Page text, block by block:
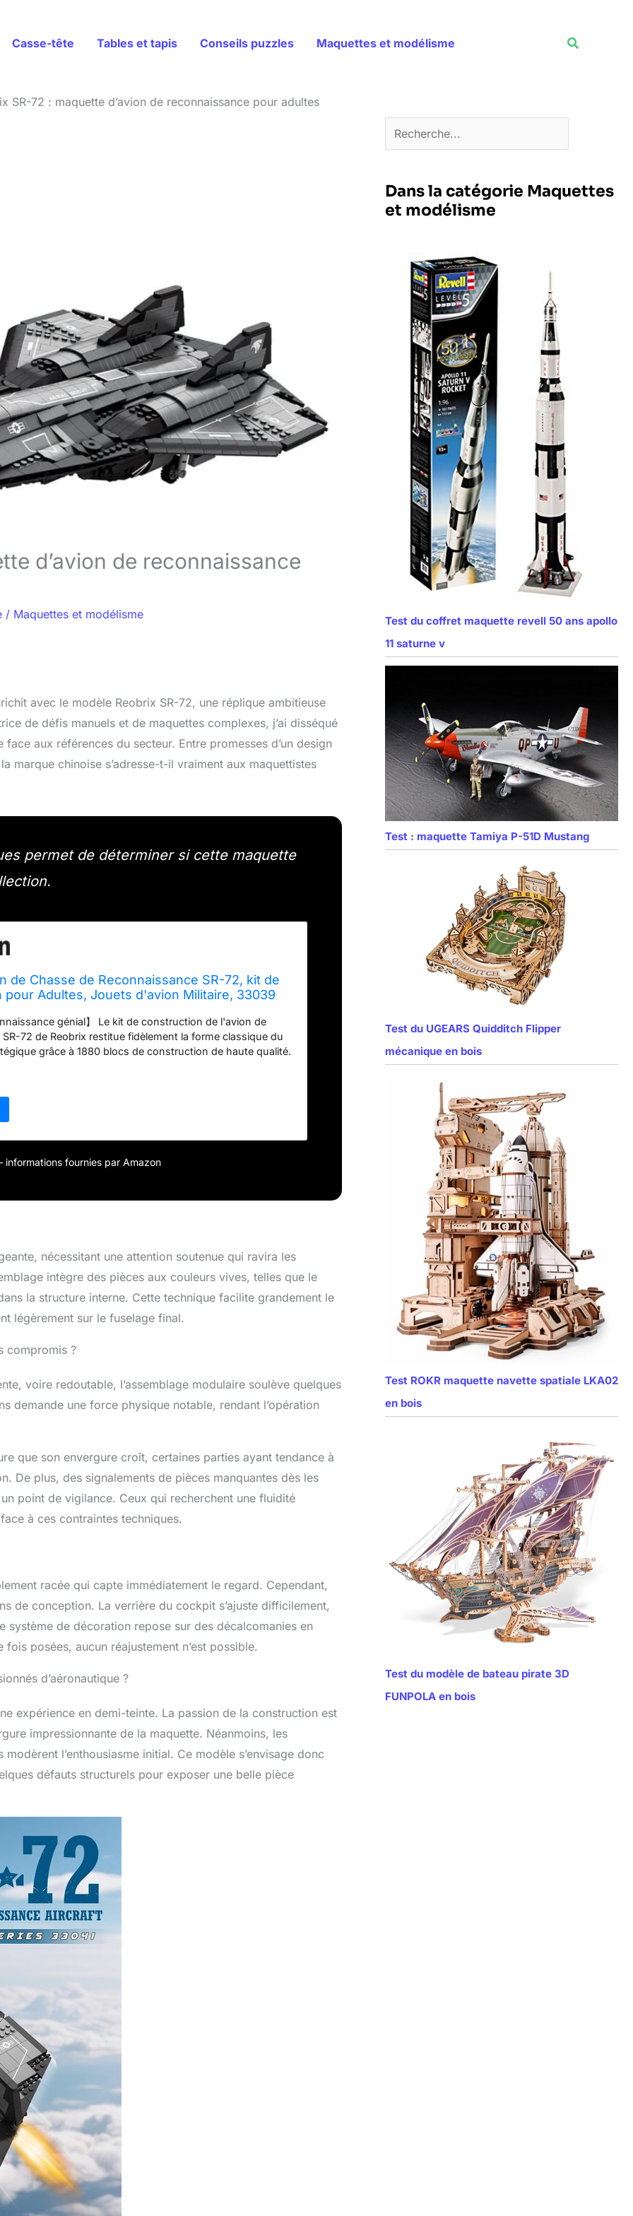
Casse-tête Tables et tapis Conseils puzzles Maquettes et modélisme
SR-72 : maquette d’avion de reconnaissance pour adultes
d’avion de reconnaissance
/ Maquettes et modélisme
avec le modèle Reobrix SR-72, une réplique ambitieuse
de défis manuels et de maquettes complexes, j’ai disséqué
aux références du secteur. Entre promesses d’un design
marque chinoise s’adresse-t-il vraiment aux maquettistes
permet de déterminer si cette maquette
de Chasse de Reconnaissance SR-72, kit de
pour Adultes, Jouets d'avion Militaire, 33039
génial】 Le kit de construction de l'avion de
72 de Reobrix restitue fidèlement la forme classique du
grâce à 1880 blocs de construction de haute qualité.
vous permettant de vous amuser à l'assembler et de
collection alliant histoire militaire et esthétique industrielle
conception de maquette militaire】 Le chasseur de
72 est reproduit fidèlement, de la ligne de queue à la
chaque détail illustre avec soin le design raffiné de
par sa forme ou par le traitement des détails, il deviendra
maquettes d'avions. 【Expérience de construction
cockpit ouvrable et les roues amovibles confèrent à ce
pour simuler le lancement, il offre un double plaisir
【Exposition et collection d'œuvres d'art
confère une impression de puissance à cet
Doté d'un support élégant, il est parfait pour les
technologie aéronautique, mais aussi une superbe
classiques. 【Cadeaux créatifs pour toutes les
de construction d'avion SR-72 pour adultes et garçons de
idéal pour les passionnés d'aviation, les collectionneurs de
adolescents et les adultes. Sa conception modulaire prend
et la sécurité.
informations fournies par Amazon
nécessitant une attention soutenue qui ravira les
intègre des pièces aux couleurs vives, telles que le
la structure interne. Cette technique facilite grandement le
légèrement sur le fuselage final.
compromis ?
voire redoutable, l’assemblage modulaire soulève quelques
demande une force physique notable, rendant l’opération
que son envergure croît, certaines parties ayant tendance à
De plus, des signalements de pièces manquantes dès les
point de vigilance. Ceux qui recherchent une fluidité
à ces contraintes techniques.
racée qui capte immédiatement le regard. Cependant,
de conception. La verrière du cockpit s’ajuste difficilement,
de décoration repose sur des décalcomanies en
posées, aucun réajustement n’est possible.
d’aéronautique ?
expérience en demi-teinte. La passion de la construction est
impressionnante de la maquette. Néanmoins, les
l’enthousiasme initial. Ce modèle s’envisage donc
défauts structurels pour exposer une belle pièce
Dans la catégorie Maquettes
et modélisme
Test du coffret maquette revell 50 ans apollo
11 saturne v
Test : maquette Tamiya P-51D Mustang
Test du UGEARS Quidditch Flipper
mécanique en bois
Test ROKR maquette navette spatiale LKA02
en bois
Test du modèle de bateau pirate 3D
FUNPOLA en bois